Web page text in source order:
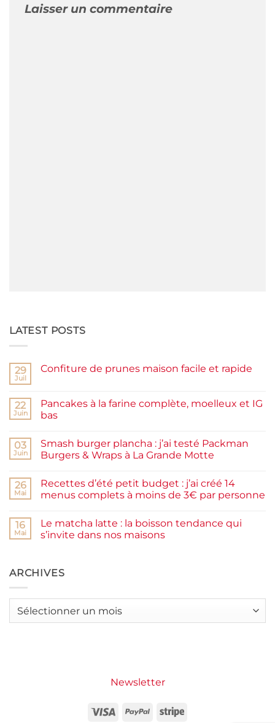
Laisser un commentaire
LATEST POSTS
29
Juil
Confiture de prunes maison facile et rapide
Confiture
de
prunes
et
rapide
22
Juin
Pancakes à la farine complète, moelleux et IG
bas
sur
Pancakes
à
complète,
moelleux
et
03
Juin
Smash burger plancha : j’ai testé Packman
Burgers & Wraps à La Grande Motte
sur
Smash
burger
testé
Packman
Burgers &
Grande
Motte
26
Mai
Recettes d’été petit budget : j’ai créé 14
menus complets à moins de 3€ par personne
sur
Recettes
d’été
j’ai
créé
à
16
Mai
Le matcha latte : la boisson tendance qui
s’invite dans nos maisons
Le
matcha
boisson
ARCHIVES
Archives
Newsletter
Visa PayPal Stripe